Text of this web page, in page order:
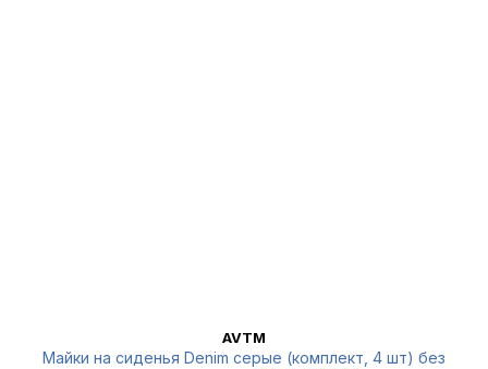
AVTM
Майки на сиденья Denim серые (комплект, 4 шт) без